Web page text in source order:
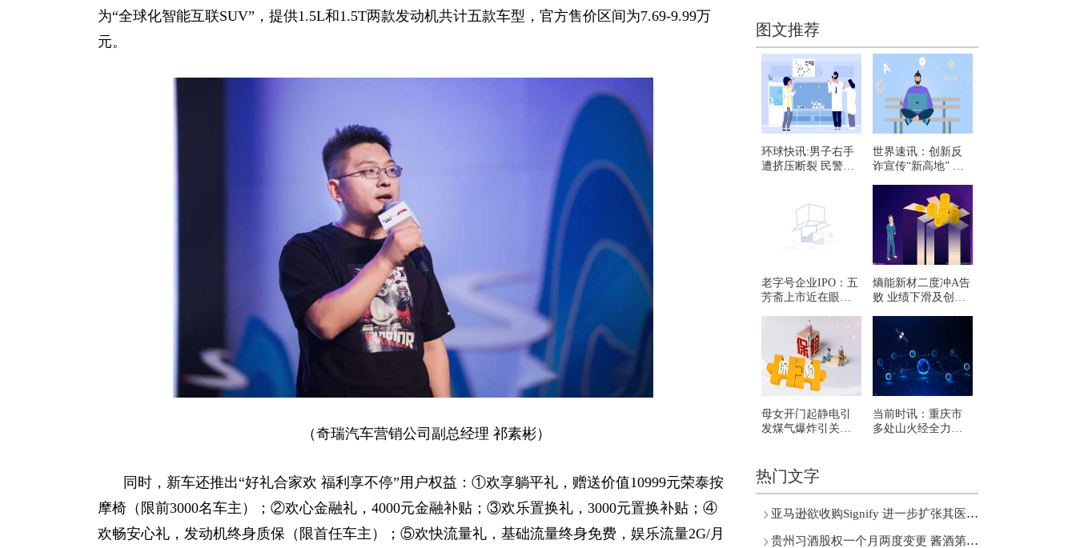
为“全球化智能互联SUV”，提供1.5L和1.5T两款发动机共计五款车型，官方售价区间为7.69-9.99万
元。
（奇瑞汽车营销公司副总经理 祁素彬）
同时，新车还推出“好礼合家欢 福利享不停”用户权益：①欢享躺平礼，赠送价值10999元荣泰按
摩椅（限前3000名车主）；②欢心金融礼，4000元金融补贴；③欢乐置换礼，3000元置换补贴；④
欢畅安心礼，发动机终身质保（限首任车主）；⑤欢快流量礼，基础流量终身免费，娱乐流量2G/月
图文推荐
环球快讯:男子右手
遭挤压断裂 民警一
世界速讯：创新反
诈宣传“新高地” 兴
老诈骗主题宣传角
老字号企业IPO：五
芳斋上市近在眼前
熵能新材二度冲A告
败 业绩下滑及创业
母女开门起静电引
发煤气爆炸引关注
当前时讯：重庆市
多处山火经全力扑
热门文字
亚马逊欲收购Signify 进一步扩张其医疗业务版图
贵州习酒股权一个月两度变更 酱酒第二股再次泛起涟漪